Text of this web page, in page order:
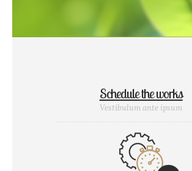
Schedule the works
Vestibulum ante ipsum